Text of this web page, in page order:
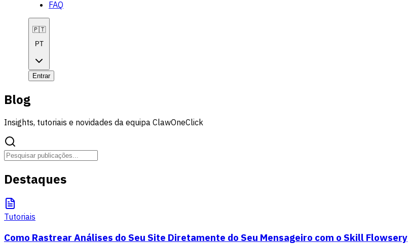
FAQ
🇵🇹
PT
Entrar
Blog
Insights, tutoriais e novidades da equipa ClawOneClick
Destaques
Tutoriais
Como Rastrear Análises do Seu Site Diretamente do Seu Mensageiro com o Skill Flowsery